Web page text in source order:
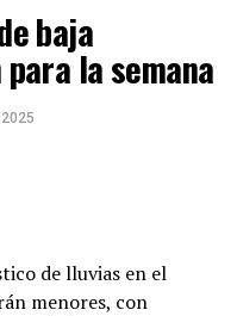
fue detenido,
que la investigación
y orientar el peritaje
baja
la semana
de lluvias en el
menores, con